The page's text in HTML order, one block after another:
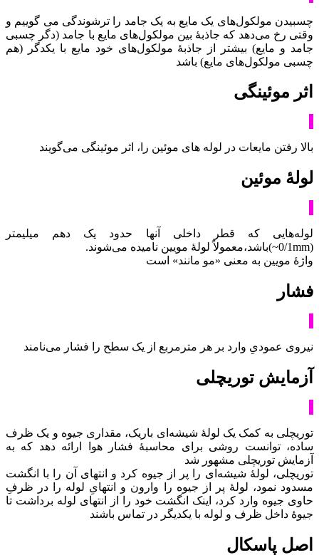
چسبیدن مولکول‌های یک مایع به یک جامد را ترشوندگی می گوییم و
وقتی رخ می‌دهد که جاذبۀ بین مولکول‌های مایع با جامد (دگر چسبی
جامد و مایع) بیشتر از جاذبۀ مولکول‌های خود مایع با یکدگر (هم
چسبی مولکول‌های مایع) باشد
اثر موئینگی
بالا رفتن مایعات در لوله های موئین را، اثر موئینگی می‌گویند
لولۀ موئین
لوله‌هایی که قطر داخلی آنها حدود یک دهم میلیمتر
(0/1mm~)باشد،معمولاً لولۀ مویین نامیده می‌شوند.
واژۀ مویین به معنی «مو مانند» است
فشار
نیروی عمودیِ وارد بر هر مترمربع از یک سطح را فشار می‌نامند
آزمایش توریچلی
توریچلی به کمک یک لولۀ شیشه‌ای باریک، مقداری جیوه و یک ظرف
ساده، توانست روشی برای محاسبۀ فشار هوا ارائه دهد که به
آزمایش توریچلی مشهور شد
توریچلی، لولۀ شیشه‌ای را پر از جیوه کرد و انتهای آن را با انگشت
مسدود نمود، لولۀ پر از جیوه را وارون و انتهایِ لوله را در ظرفِ
حاوی جیوه وارد کرد، اینک انگشت خود را از انتهای لوله برداشت تا
جیوۀ داخل ظرف و لوله با یکدیگر در تماس باشند
اصل پاسکال